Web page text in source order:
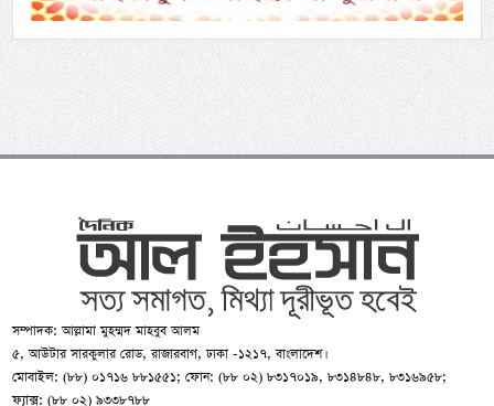
সম্পাদক: আল্লামা মুহম্মদ মাহবুব আলম
৫, আউটার সারকুলার রোড, রাজারবাগ, ঢাকা -১২১৭, বাংলাদেশ।
মোবাইল: (৮৮) ০১৭১৬ ৮৮১৫৫১; ফোন: (৮৮ ০২) ৮৩১৭০১৯, ৮৩১৪৮৪৮, ৮৩১৬৯৫৮;
ফ্যাক্স: (৮৮ ০২) ৯৩৩৮৭৮৮